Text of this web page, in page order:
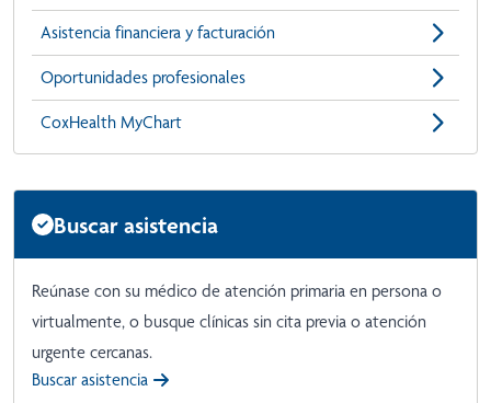
Asistencia financiera y facturación
Oportunidades profesionales
CoxHealth MyChart
Buscar asistencia
Reúnase con su médico de atención primaria en persona o
virtualmente, o busque clínicas sin cita previa o atención
urgente cercanas.
Buscar asistencia